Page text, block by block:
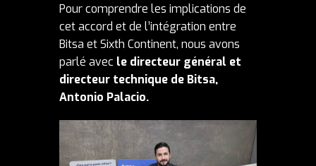
Pour comprendre les implications de
cet accord et de l’intégration entre
Bitsa et Sixth Continent, nous avons
parlé avec le directeur général et
directeur technique de Bitsa,
Antonio Palacio.